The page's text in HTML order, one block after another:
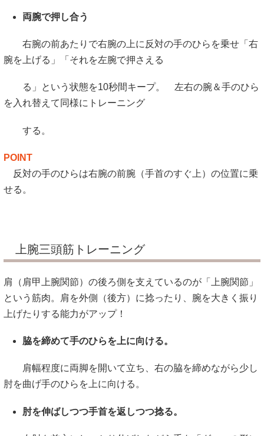
両腕で押し合う
右腕の前あたりで右腕の上に反対の手のひらを乗せ「右
腕を上げる」「それを左腕で押さえる
る」という状態を10秒間キープ。 左右の腕＆手のひら
を入れ替えて同様にトレーニング
する。
POINT
反対の手のひらは右腕の前腕（手首のすぐ上）の位置に乗
せる。
上腕三頭筋トレーニング
肩（肩甲上腕関節）の後ろ側を支えているのが「上腕関節」
という筋肉。肩を外側（後方）に捻ったり、腕を大きく振り
上げたりする能力がアップ！
脇を締めて手のひらを上に向ける。
肩幅程度に両脚を開いて立ち、右の脇を締めながら少し
肘を曲げ手のひらを上に向ける。
肘を伸ばしつつ手首を返しつつ捻る。